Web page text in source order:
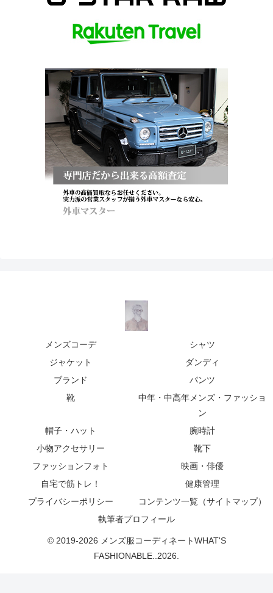
メンズコーデ
シャツ
ジャケット
ダンディ
ブランド
パンツ
靴
中年・中高年メンズ・ファッショ
ン
帽子・ハット
腕時計
小物アクセサリー
靴下
ファッションフォト
映画・俳優
自宅で筋トレ！
健康管理
プライバシーポリシー
コンテンツ一覧（サイトマップ）
執筆者プロフィール
© 2019-2026 メンズ服コーディネートWHAT'S
FASHIONABLE..2026.